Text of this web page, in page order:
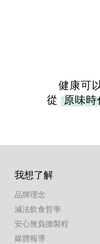
健康可
從原味時
我想了解
品牌理念
減法飲食哲學
安心無負擔製程
媒體報導